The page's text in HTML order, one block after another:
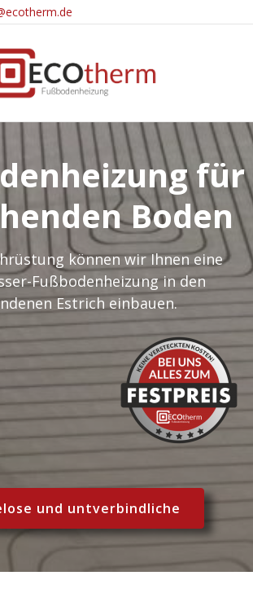
für
Boden
können wir Ihnen eine
Fußbodenheizung in den
Estrich einbauen.
und untverbindliche